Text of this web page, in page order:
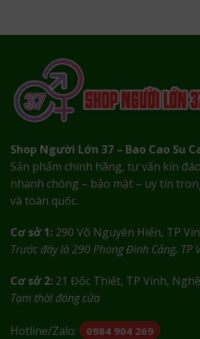
Shop Người Lớn 37 – Bao Cao Su
Sản phẩm chính hãng, tư vấn kín
nhanh chóng – bảo mật – uy tín
và toàn quốc.
Cơ sở 1: 290 Võ Nguyên Hiến, TP
Trước đây là 290 Phong Đình Cảng, TP
Cơ sở 2: 21 Đốc Thiết, TP Vinh,
Tạm thời đóng cửa
Hotline/Zalo: 0984 904 269